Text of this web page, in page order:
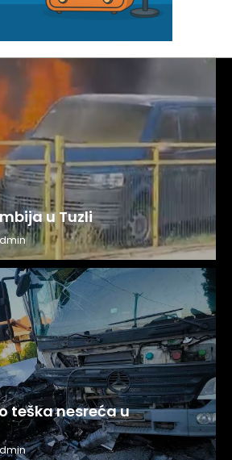
u Tuzli
teška nesreća u